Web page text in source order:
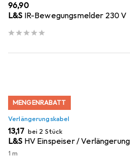
EUR
96,90
L&S IR-Bewegungsmelder 230 V
MENGENRABATT
Verlängerungskabel
EUR
13,17 bei 2 Stück
L&S HV Einspeiser /
1 m